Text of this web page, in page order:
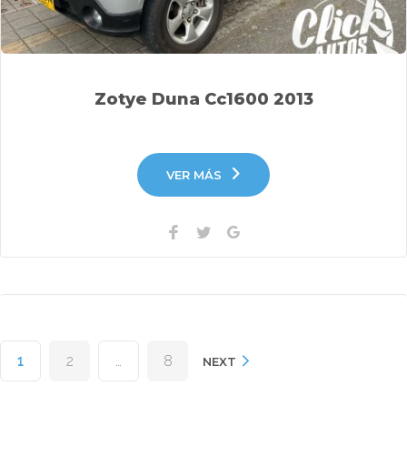
Zotye Duna Cc1600 2013
VER MÁS
Facebook
Twitter
de
1 2 … 8 NEXT